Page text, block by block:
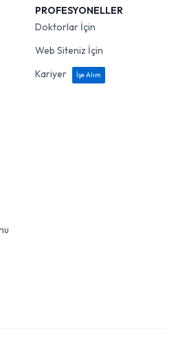
PROFESYONELLER
Doktorlar İçin
Web Siteniz İçin
Kariyer
İşe Alım